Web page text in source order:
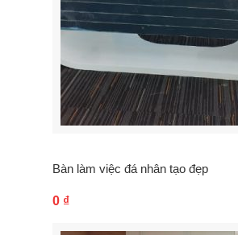
Bàn làm việc đá nhân tạo đẹp
0 ₫